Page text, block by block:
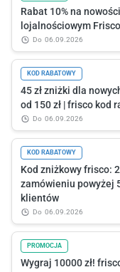
Rabat 10% na
lojalnościowym
do 06.09.2026
KOD RABATOWY
45 zł zniżki dla
od 150 zł | frisco kod
do 06.09.2026
KOD RABATOWY
Kod zniżkowy frisco:
zamówieniu powyżej
klientów
do 06.09.2026
PROMOCJA
Wygraj 10000 zł!